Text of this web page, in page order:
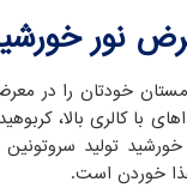
نور
خودتان را در
با کالری بالا،
خورشید تولید
خوردن است.